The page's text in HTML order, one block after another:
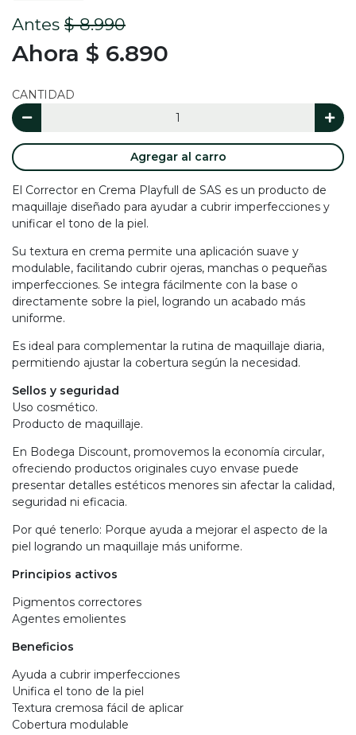
Antes $ 8.990
Ahora $ 6.890
CANTIDAD
Agregar al carro
El Corrector en Crema Playfull de SAS es un producto de
maquillaje diseñado para ayudar a cubrir imperfecciones y
unificar el tono de la piel.
Su textura en crema permite una aplicación suave y
modulable, facilitando cubrir ojeras, manchas o pequeñas
imperfecciones. Se integra fácilmente con la base o
directamente sobre la piel, logrando un acabado más
uniforme.
Es ideal para complementar la rutina de maquillaje diaria,
permitiendo ajustar la cobertura según la necesidad.
Sellos y seguridad
Uso cosmético.
Producto de maquillaje.
En Bodega Discount, promovemos la economía circular,
ofreciendo productos originales cuyo envase puede
presentar detalles estéticos menores sin afectar la calidad,
seguridad ni eficacia.
Por qué tenerlo: Porque ayuda a mejorar el aspecto de la
piel logrando un maquillaje más uniforme.
Principios activos
Pigmentos correctores
Agentes emolientes
Beneficios
Ayuda a cubrir imperfecciones
Unifica el tono de la piel
Textura cremosa fácil de aplicar
Cobertura modulable